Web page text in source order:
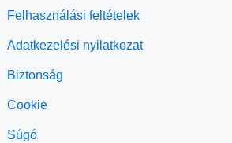
Felhasználási feltételek
Adatkezelési nyilatkozat
Biztonság
Cookie
Súgó